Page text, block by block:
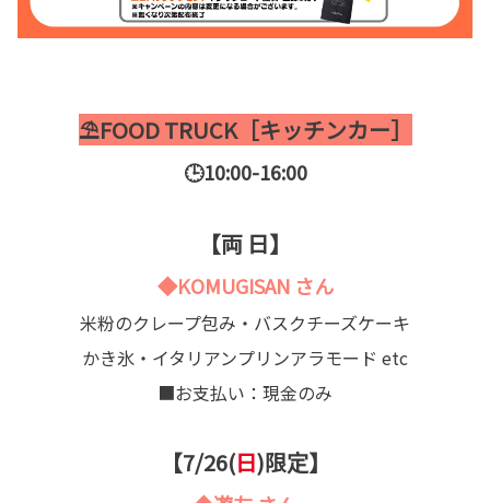
⛱️FOOD TRUCK［キッチンカー］
🕒10:00-16:00
【両 日】
◆KOMUGISAN さん
米粉のクレープ包み・バスクチーズケーキ
かき氷・イタリアンプリンアラモード etc
■お支払い：現金のみ
【7/26(日)限定】